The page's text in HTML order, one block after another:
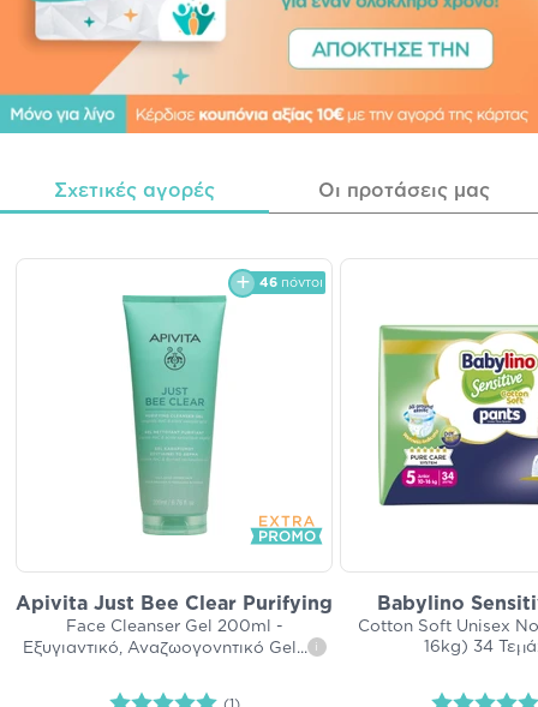
Σχετικές αγορές Οι προτάσεις μας
46 πόντοι
Apivita Just Bee Clear Purifying
Face Cleanser Gel 200ml -
Εξυγιαντικό, Αναζωογονητικό Gel ... i
Babylino
Cotton Soft Unisex
16kg) 34